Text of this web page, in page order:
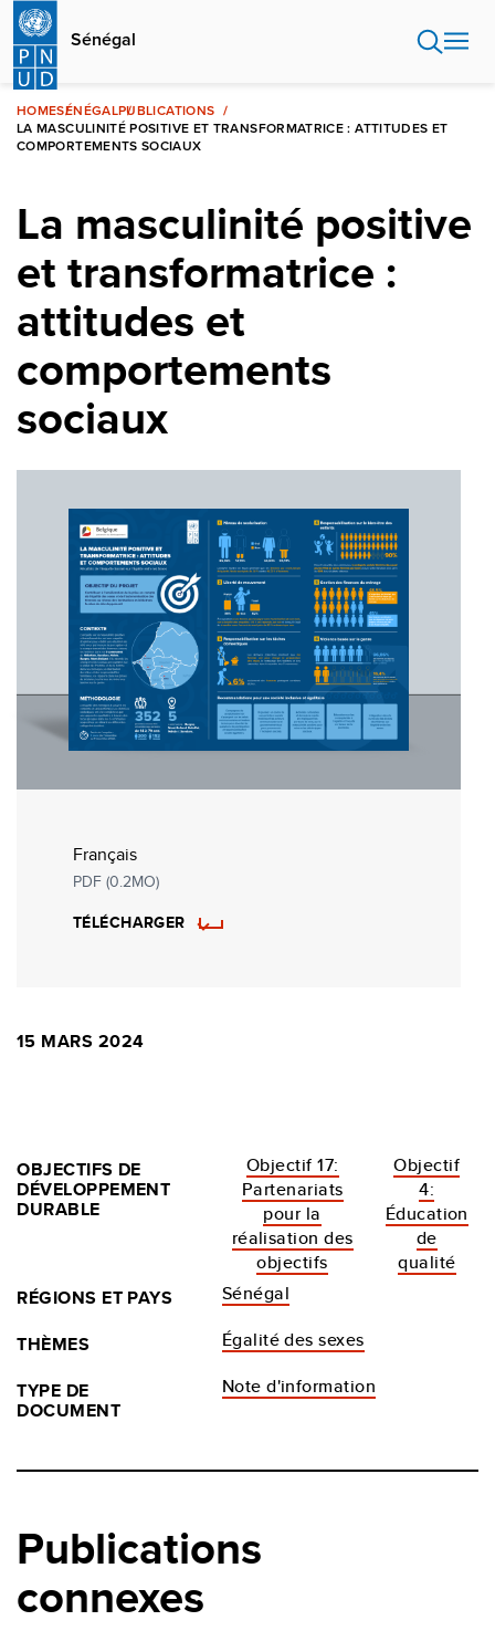
Aller
contenu
principal
Sénégal
HOMESÉNÉGALPUBLICATIONS
LA MASCULINITÉ POSITIVE ET TRANSFORMATRICE : ATTITUDES ET
COMPORTEMENTS SOCIAUX
La masculinité positive
et transformatrice :
attitudes et
comportements
sociaux
Français
PDF (0.2MO)
TÉLÉCHARGER
15 MARS 2024
OBJECTIFS DE
DÉVELOPPEMENT
DURABLE
Objectif 17:
Partenariats
pour la
réalisation des
objectifs
Objectif
4:
Éducation
de
qualité
RÉGIONS ET PAYS
Sénégal
THÈMES
Égalité des sexes
TYPE DE
DOCUMENT
Note d'information
Publications
connexes